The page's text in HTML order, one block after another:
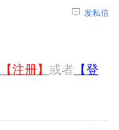
发私信
【注册】 或者 【登